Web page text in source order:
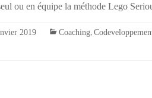
ou en équipe la méthode Lego
2019 Coaching,